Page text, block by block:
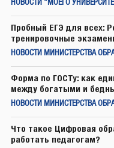
НОВОСТИ "МОЕГО
Пробный ЕГЭ для всех:
тренировочные
НОВОСТИ МИНИСТЕРСТВА
Форма по ГОСТу: как
между богатыми и
НОВОСТИ МИНИСТЕРСТВА
Что такое Цифровая
работать педагогам?